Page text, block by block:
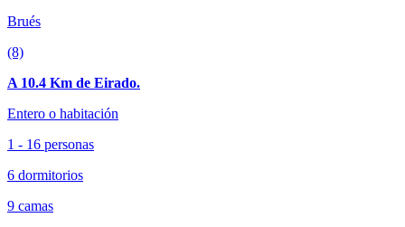
Brués
(8)
A 10.4 Km de Eirado.
Entero o habitación
1 - 16 personas
6 dormitorios
9 camas